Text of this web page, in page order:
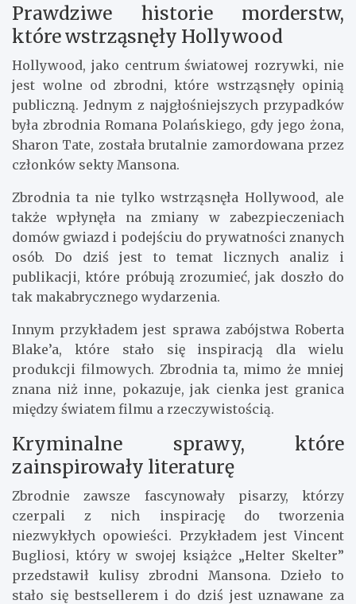
Prawdziwe historie morderstw,
które wstrząsnęły Hollywood
Hollywood, jako centrum światowej rozrywki, nie
jest wolne od zbrodni, które wstrząsnęły opinią
publiczną. Jednym z najgłośniejszych przypadków
była zbrodnia Romana Polańskiego, gdy jego żona,
Sharon Tate, została brutalnie zamordowana przez
członków sekty Mansona.
Zbrodnia ta nie tylko wstrząsnęła Hollywood, ale
także wpłynęła na zmiany w zabezpieczeniach
domów gwiazd i podejściu do prywatności znanych
osób. Do dziś jest to temat licznych analiz i
publikacji, które próbują zrozumieć, jak doszło do
tak makabrycznego wydarzenia.
Innym przykładem jest sprawa zabójstwa Roberta
Blake’a, które stało się inspiracją dla wielu
produkcji filmowych. Zbrodnia ta, mimo że mniej
znana niż inne, pokazuje, jak cienka jest granica
między światem filmu a rzeczywistością.
Kryminalne sprawy, które
zainspirowały literaturę
Zbrodnie zawsze fascynowały pisarzy, którzy
czerpali z nich inspirację do tworzenia
niezwykłych opowieści. Przykładem jest Vincent
Bugliosi, który w swojej książce „Helter Skelter”
przedstawił kulisy zbrodni Mansona. Dzieło to
stało się bestsellerem i do dziś jest uznawane za